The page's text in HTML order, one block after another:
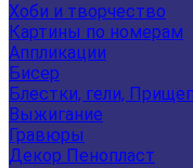
Хоби и творчество
Картины по номерам
Аппликации
Бисер
Блестки, гели,
Выжигание
Гравюры
Декор Пенопласт